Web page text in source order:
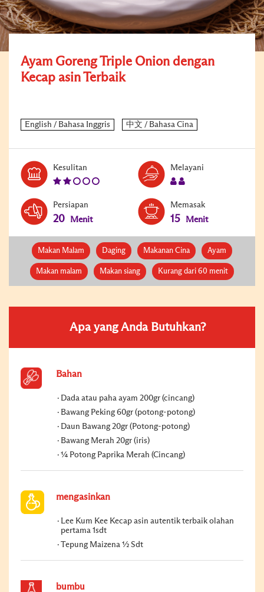
Ayam Goreng Triple Onion dengan
Kecap asin Terbaik
Kesulitan Melayani
Persiapan
20 Menit
Memasak
15 Menit
Makan Malam Daging Makanan Cina Ayam
Makan malam Makan siang Kurang dari 60 menit
Apa yang Anda Butuhkan?
Bahan
Dada atau paha ayam 200gr (cincang)
Bawang Peking 60gr (potong-potong)
Daun Bawang 20gr (Potong-potong)
Bawang Merah 20gr (iris)
¼ Potong Paprika Merah (Cincang)
mengasinkan
Lee Kum Kee Kecap asin autentik terbaik olahan
pertama 1sdt
Tepung Maizena ½ Sdt
bumbu